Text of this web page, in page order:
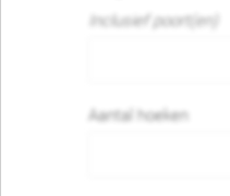
Inclusief poort(en)
Aantal hoeken